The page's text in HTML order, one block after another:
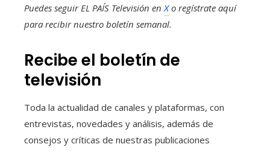
Puedes seguir EL PAÍS Televisión en Xo regístrate aquí
para recibirnuestro boletín semanal.
Recibe el boletín de
televisión
Toda la actualidad de canales y plataformas, con
entrevistas, novedades y análisis, además de
consejos y críticas de nuestras publicaciones